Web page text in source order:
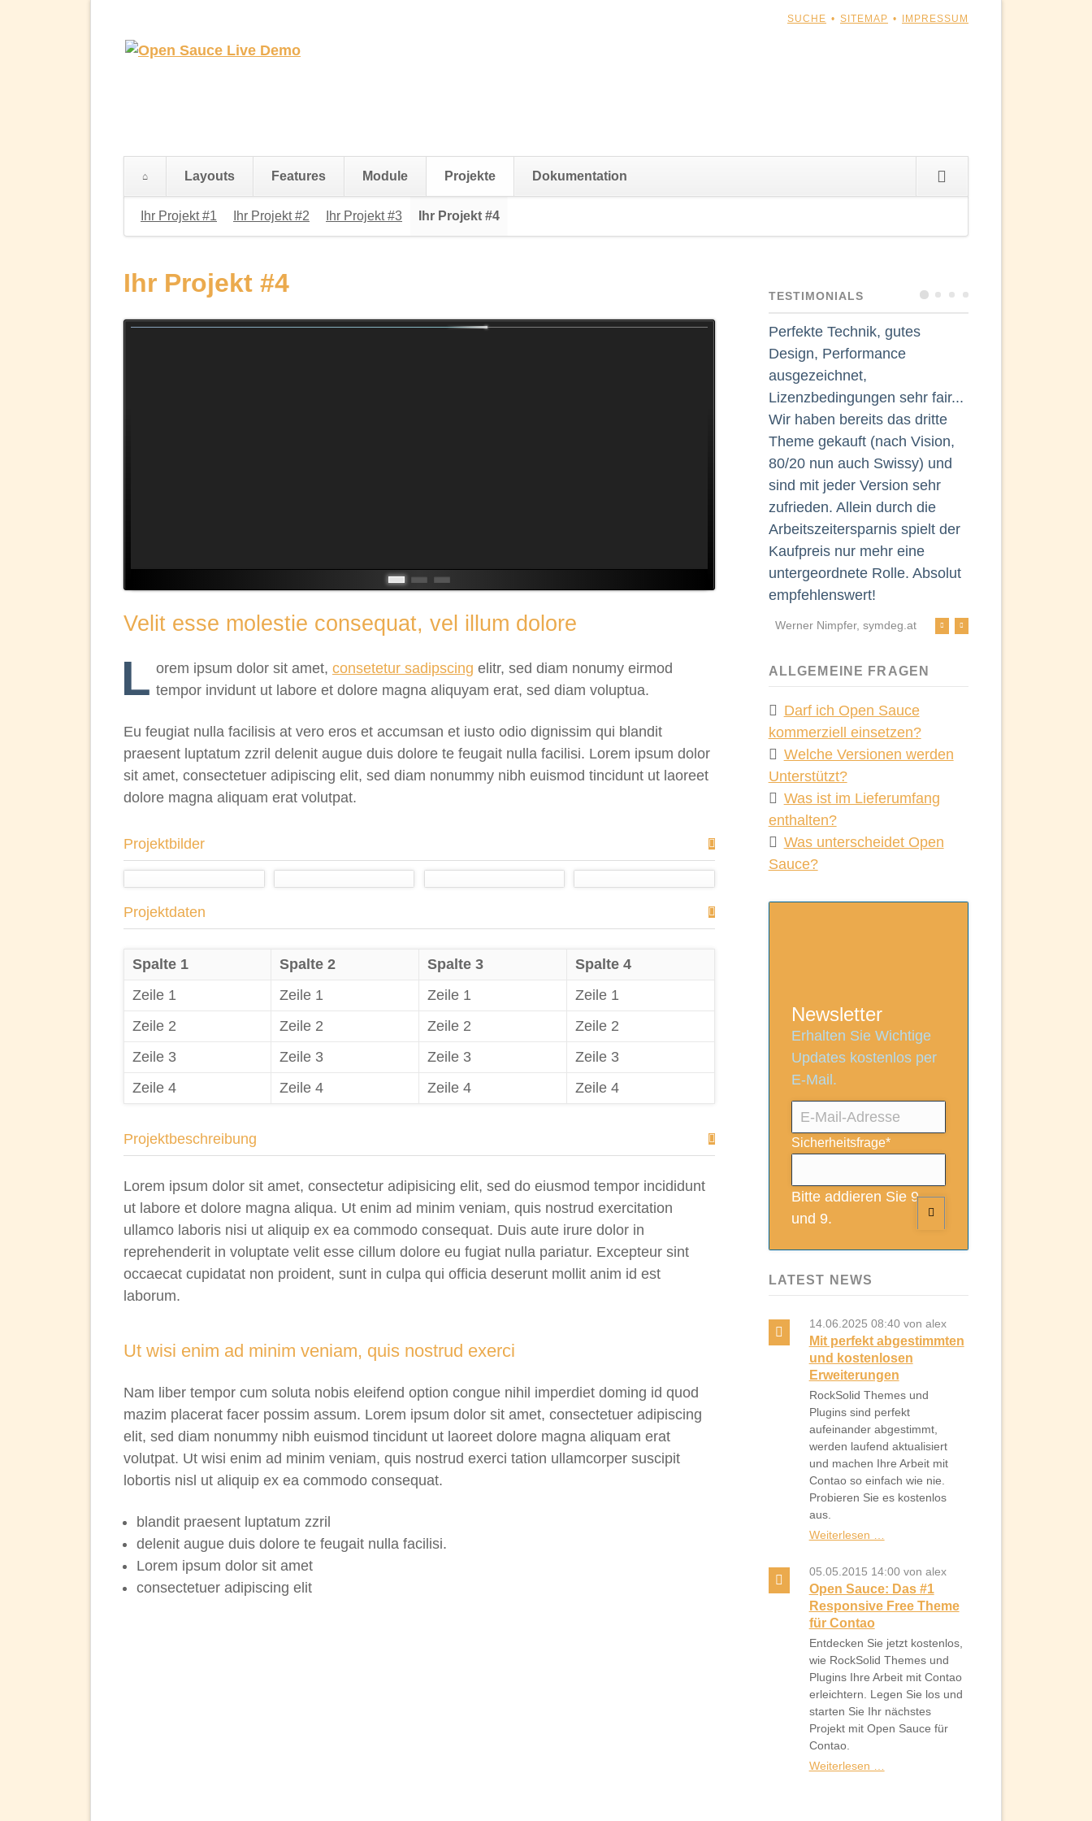
NAVIGATION
SUCHE SITEMAP IMPRESSUM
überspringen
Layouts Features Module Projekte Dokumentation
überspringen
überspringen
Ihr Projekt #1 Ihr Projekt #2 Ihr Projekt #3 Ihr Projekt #4
Ihr Projekt #4
Velit esse molestie consequat, vel illum dolore
L orem ipsum dolor sit amet, consetetur sadipscing elitr, sed diam nonumy eirmod
tempor invidunt ut labore et dolore magna aliquyam erat, sed diam voluptua.
Eu feugiat nulla facilisis at vero eros et accumsan et iusto odio dignissim qui blandit
praesent luptatum zzril delenit augue duis dolore te feugait nulla facilisi. Lorem ipsum dolor
sit amet, consectetuer adipiscing elit, sed diam nonummy nibh euismod tincidunt ut laoreet
dolore magna aliquam erat volutpat.
Projektbilder
Projektdaten
Spalte 1 Spalte 2 Spalte 3
Spalte 4
Zeile 1
Zeile 1 Zeile 1
Zeile 1
Zeile 2
Zeile 2 Zeile 2
Zeile 2
Zeile 3
Zeile 3 Zeile 3
Zeile 3
Zeile 4
Zeile 4 Zeile 4 Zeile 4
Projektbeschreibung
Lorem ipsum dolor sit amet, consectetur adipisicing elit, sed do eiusmod tempor incididunt
ut labore et dolore magna aliqua. Ut enim ad minim veniam, quis nostrud exercitation
ullamco laboris nisi ut aliquip ex ea commodo consequat. Duis aute irure dolor in
reprehenderit in voluptate velit esse cillum dolore eu fugiat nulla pariatur. Excepteur sint
occaecat cupidatat non proident, sunt in culpa qui officia deserunt mollit anim id est
laborum.
Ut wisi enim ad minim veniam, quis nostrud exerci
Nam liber tempor cum soluta nobis eleifend option congue nihil imperdiet doming id quod
mazim placerat facer possim assum. Lorem ipsum dolor sit amet, consectetuer adipiscing
elit, sed diam nonummy nibh euismod tincidunt ut laoreet dolore magna aliquam erat
volutpat. Ut wisi enim ad minim veniam, quis nostrud exerci tation ullamcorper suscipit
lobortis nisl ut aliquip ex ea commodo consequat.
blandit praesent luptatum zzril
delenit augue duis dolore te feugait nulla facilisi.
Lorem ipsum dolor sit amet
consectetuer adipiscing elit
TESTIMONIALS
Danke für die wirklich schönen
Perfekte Technik, gutes
Design, Performance
ausgezeichnet,
Lizenzbedingungen sehr fair...
Wir haben bereits das dritte
Theme gekauft (nach Vision,
80/20 nun auch Swissy) und
sind mit jeder Version sehr
zufrieden. Allein durch die
Arbeitszeitersparnis spielt der
Kaufpreis nur mehr eine
untergeordnete Rolle. Absolut
empfehlenswert!
Werner Nimpfer, symdeg.at
ALLGEMEINE FRAGEN
Darf ich Open Sauce
kommerziell einsetzen?
Welche Versionen werden
Unterstützt?
Was ist im Lieferumfang
enthalten?
Was unterscheidet Open
Sauce?
Newsletter
Erhalten Sie Wichtige
Updates kostenlos per
E-Mail.
E-
Mail-
Adresse
Pflichtfeld
Sicherheitsfrage*
Bitte addieren Sie 9
und 9.
LATEST NEWS
14.06.2025 08:40von alex
Mit perfekt abgestimmten
und kostenlosen
Erweiterungen
RockSolid Themes und
Plugins sind perfekt
aufeinander abgestimmt,
werden laufend aktualisiert
und machen Ihre Arbeit mit
Contao so einfach wie nie.
Probieren Sie es kostenlos
aus.
Weiterlesen …
abgestimmten
und
kostenlosen
05.05.2015 14:00von alex
Open Sauce: Das #1
Responsive Free Theme
für Contao
Entdecken Sie jetzt kostenlos,
wie RockSolid Themes und
Plugins Ihre Arbeit mit Contao
erleichtern. Legen Sie los und
starten Sie Ihr nächstes
Projekt mit Open Sauce für
Contao.
Weiterlesen …